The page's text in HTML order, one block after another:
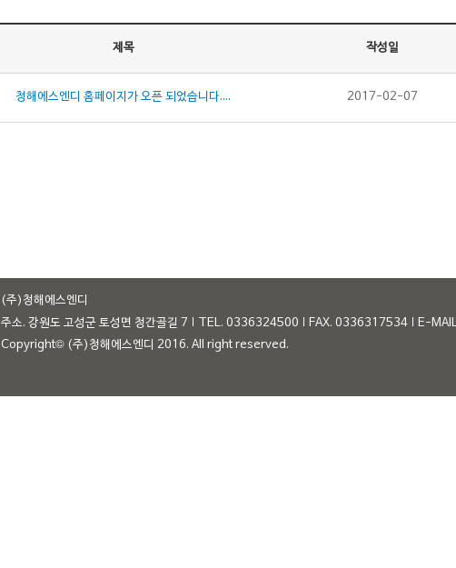
제목 작성일
청해에스엔디 홈페이지가 오픈 되었습니다.... 2017-02-07
(주)청해에스엔디
주소. 강원도 고성군 토성면 청간골길 7
TEL. 0336324500 FAX. 0336317534
E-
Copyright© (주)청해에스엔디 2016. All right reserved.